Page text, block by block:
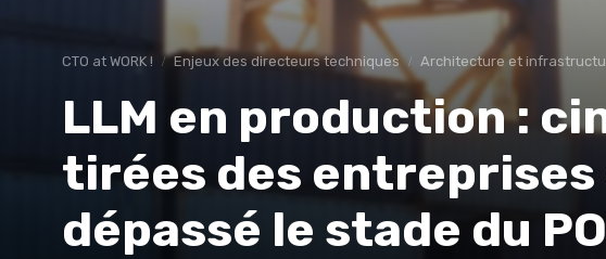
CTO at WORK ! Enjeux des directeurs techniques Architecture et
LLM en production :
tirées des entreprises
dépassé le stade du